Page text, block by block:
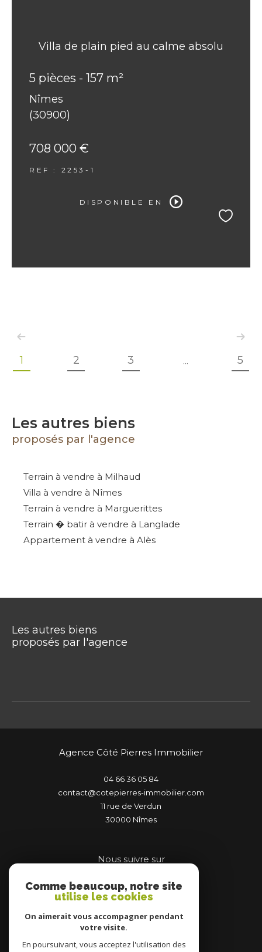
Villa de plain pied au calme absolu
5 pièces - 157 m²
Nîmes
(30900)
708 000 €
REF : 2253-1
DISPONIBLE EN
1 2 3 ... 5
Les autres biens
proposés par l'agence
Terrain à vendre à Milhaud
Villa à vendre à Nîmes
Terrain à vendre à Marguerittes
Terrain � batir à vendre à Langlade
Appartement à vendre à Alès
Les autres biens
proposés par l'agence
Agence Côté Pierres Immobilier
04 66 36 05 84
contact@cotepierres-immobilier.com
11 rue de Verdun
30000
nîmes
Nous suivre sur
Adhérents
Comme beaucoup, notre site
utilise les cookies
On aimerait vous accompagner pendant
votre visite.
En poursuivant, vous acceptez l'utilisation des